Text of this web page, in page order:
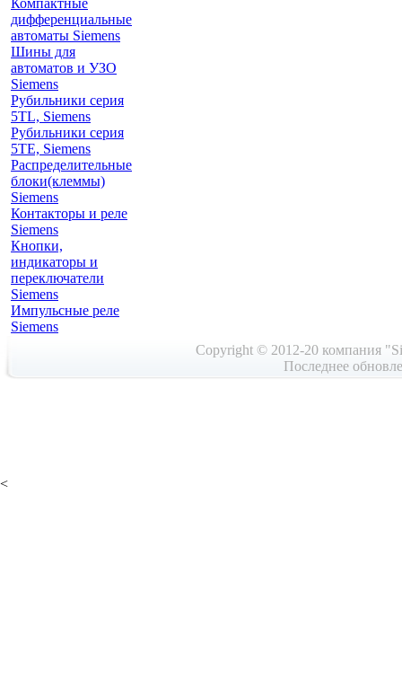
Компактные
дифференциальные
автоматы Siemens
Шины для
автоматов и УЗО
Siemens
Рубильники серия
5TL, Siemens
Рубильники серия
5TE, Siemens
Распределительные
блоки(клеммы)
Siemens
Контакторы и реле
Siemens
Кнопки,
индикаторы и
переключатели
Siemens
Импульсные реле
Siemens
Copyright © 2012-20 компания
Последнее
<